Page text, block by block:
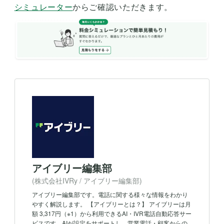
シミュレーターからご確認いただきます。
アイブリー編集部
(株式会社IVRy / アイブリー編集部)
アイブリー編集部です。電話に関する様々な情報をわかり
やすく解説します。 【アイブリーとは？】 アイブリーは月
額 3,317円（※1）から利用できるAI・IVR電話自動応答サー